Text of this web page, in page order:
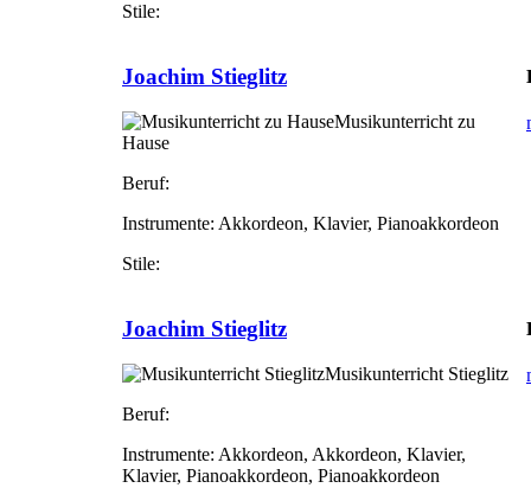
Stile:
Joachim Stieglitz
Musikunterricht zu
Hause
Beruf:
Instrumente: Akkordeon, Klavier, Pianoakkordeon
Stile:
Joachim Stieglitz
Musikunterricht Stieglitz
Beruf:
Instrumente: Akkordeon, Akkordeon, Klavier,
Klavier, Pianoakkordeon, Pianoakkordeon